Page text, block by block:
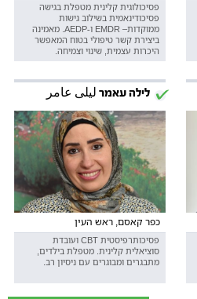
פסיכולוגית קלינית מטפלת בגישה
פסיכודינאמית בשילוב גישות
ממוקדות– EMDR ו-AEDP. מאמינה
ביצירת קשר טיפולי בטוח המאפשר
היכרות עצמית, שינוי וצמיחה.
לילה עאמר ليلى عامر
כפר קאסם, ראש העין
פסיכותרפיסטית CBT ועובדת
סוציאלית קלינית. מטפלת בילדים,
מתבגרים ומבוגרים עם ניסיון רב.